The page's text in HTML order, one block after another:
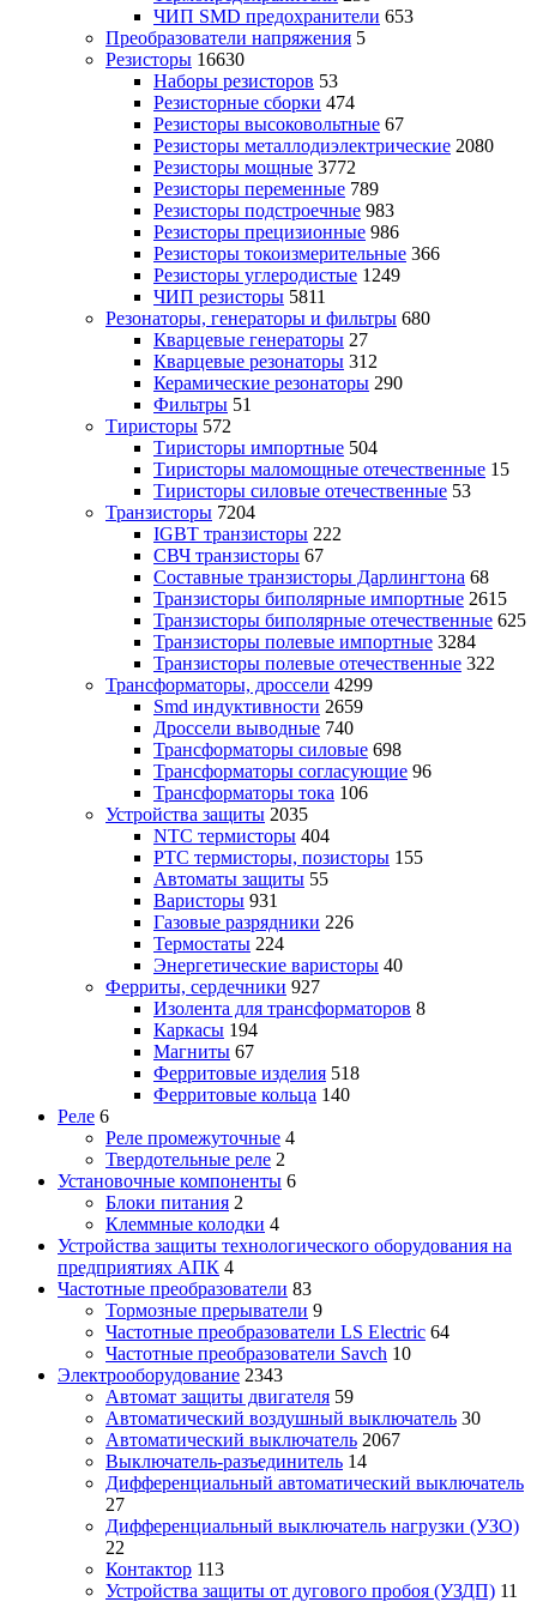
ЧИП SMD предохранители 653
Преобразователи напряжения 5
Резисторы 16630
Наборы резисторов 53
Резисторные сборки 474
Резисторы высоковольтные 67
Резисторы металлодиэлектрические 2080
Резисторы мощные 3772
Резисторы переменные 789
Резисторы подстроечные 983
Резисторы прецизионные 986
Резисторы токоизмерительные 366
Резисторы углеродистые 1249
ЧИП резисторы 5811
Резонаторы, генераторы и фильтры 680
Кварцевые генераторы 27
Кварцевые резонаторы 312
Керамические резонаторы 290
Фильтры 51
Тиристоры 572
Тиристоры импортные 504
Тиристоры маломощные отечественные 15
Тиристоры силовые отечественные 53
Транзисторы 7204
IGBT транзисторы 222
СВЧ транзисторы 67
Составные транзисторы Дарлингтона 68
Транзисторы биполярные импортные 2615
Транзисторы биполярные отечественные 625
Транзисторы полевые импортные 3284
Транзисторы полевые отечественные 322
Трансформаторы, дроссели 4299
Smd индуктивности 2659
Дроссели выводные 740
Трансформаторы силовые 698
Трансформаторы согласующие 96
Трансформаторы тока 106
Устройства защиты 2035
NTC термисторы 404
PTC термисторы, позисторы 155
Автоматы защиты 55
Варисторы 931
Газовые разрядники 226
Термостаты 224
Энергетические варисторы 40
Ферриты, сердечники 927
Изолента для трансформаторов 8
Каркасы 194
Магниты 67
Ферритовые изделия 518
Ферритовые кольца 140
Реле 6
Реле промежуточные 4
Твердотельные реле 2
Установочные компоненты 6
Блоки питания 2
Клеммные колодки 4
Устройства защиты технологического оборудования на
предприятиях АПК 4
Частотные преобразователи 83
Тормозные прерыватели 9
Частотные преобразователи LS Electric 64
Частотные преобразователи Savch 10
Электрооборудование 2343
Автомат защиты двигателя 59
Автоматический воздушный выключатель 30
Автоматический выключатель 2067
Выключатель-разъединитель 14
Дифференциальный автоматический выключатель
27
Дифференциальный выключатель нагрузки (УЗО)
22
Контактор 113
Устройства защиты от дугового пробоя (УЗДП) 11